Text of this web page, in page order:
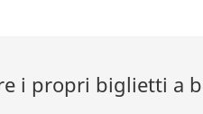
i propri biglietti a